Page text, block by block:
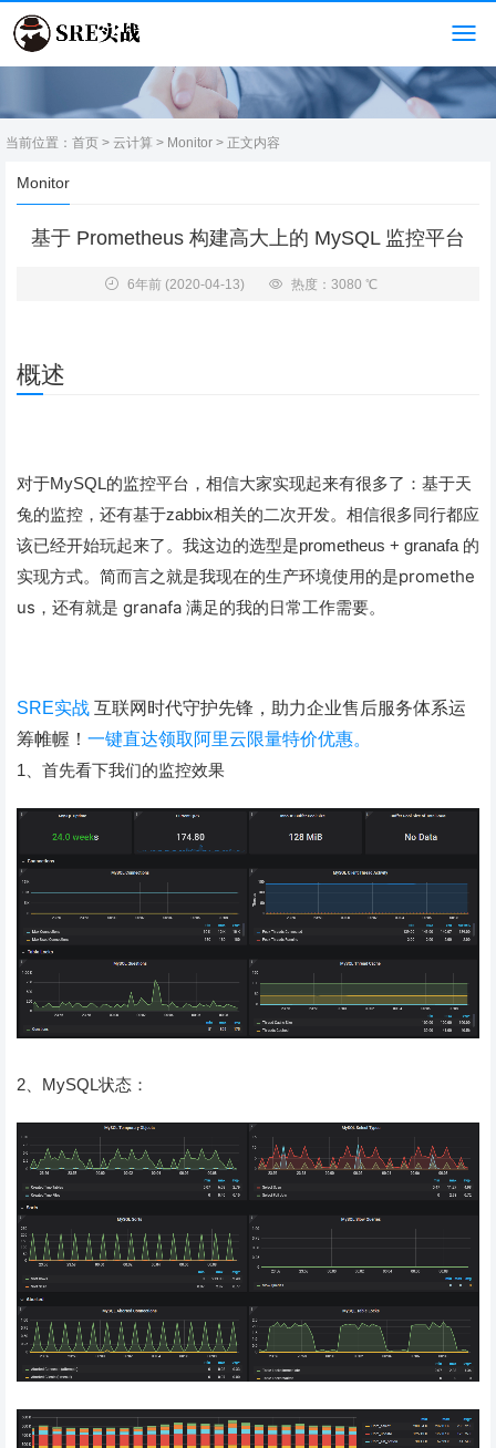
当前位置： 首页 > 云计算 > Monitor > 正文内容
Monitor
基于 Prometheus 构建高大上的 MySQL 监控平台
6年前 (2020-04-13) 热度：3080 ℃
概述
对于MySQL的监控平台，相信大家实现起来有很多了：基于天
兔的监控，还有基于zabbix相关的二次开发。相信很多同行都应
该已经开始玩起来了。我这边的选型是prometheus + granafa 的
实现方式。 简而言之就是我现在的生产环境使用的是promethe
us，还有就是 granafa 满足的我的日常工作需要。
SRE实战 互联网时代守护先锋，助力企业售后服务体系运
筹帷幄！ 一键直达领取阿里云限量特价优惠。
1、首先看下我们的监控效果
2、MySQL状态：